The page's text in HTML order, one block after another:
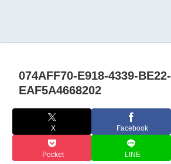
074AFF70-E918-4339-BE22-
EAF5A4668202
X Facebook
Pocket LINE